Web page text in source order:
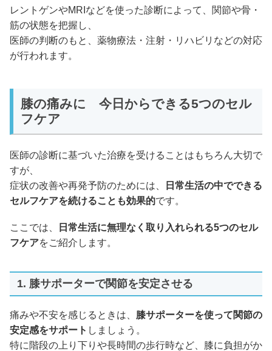
レントゲンやMRIなどを使った診断によって、関節や骨・
筋の状態を把握し、
医師の判断のもと、薬物療法・注射・リハビリなどの対応
が行われます。
膝の痛みに 今日からできる5つのセル
フケア
医師の診断に基づいた治療を受けることはもちろん大切で
すが、
症状の改善や再発予防のためには、
日常生活の中でできる
セルフケアを続けることも効果的です。
ここでは、
日常生活に無理なく取り入れられる5つのセル
フケアをご紹介します。
1. 膝サポーターで関節を安定させる
痛みや不安を感じるときは、 膝サポーターを使って関節の
安定感をサポート しましょう。
特に階段の上り下りや長時間の歩行時など、膝に負担がか